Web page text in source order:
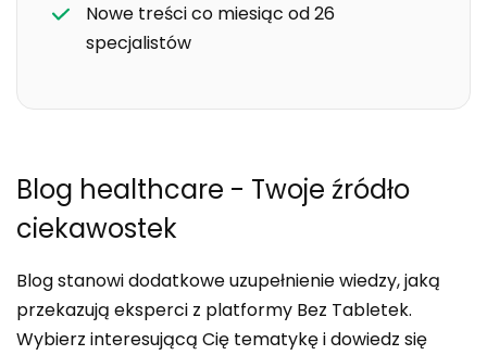
Nowe treści co miesiąc od 26
specjalistów
Blog healthcare - Twoje źródło
ciekawostek
Blog stanowi dodatkowe uzupełnienie wiedzy, jaką
przekazują eksperci z platformy Bez Tabletek.
Wybierz interesującą Cię tematykę i dowiedz się